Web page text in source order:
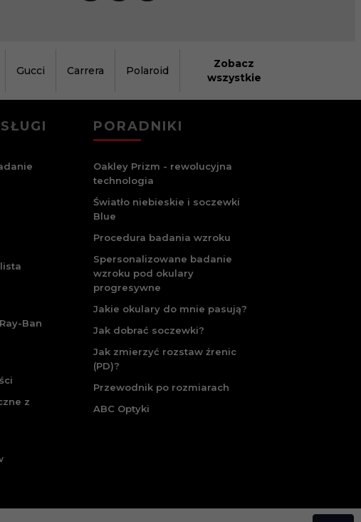
Gucci Carrera Polaroid
Zobacz
wszystkie
Ban
z
PORADNIKI
Oakley Prizm - rewolucyjna
technologia
Światło niebieskie i soczewki
Blue
Procedura badania wzroku
Spersonalizowane badanie
wzroku pod okulary
progresywne
Jakie okulary do mnie pasują?
Jak dobrać soczewki?
Jak zmierzyć rozstaw źrenic
(PD)?
Przewodnik po rozmiarach
ABC Optyki